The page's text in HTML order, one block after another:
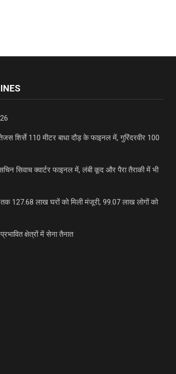
शिर्से 110 मीटर बाधा दौड़ के फाइनल में, गुरिंदरवीर 100
सिवाच क्वार्टर फाइनल में, लंबी कूद और पैरा तैराकी में भी
127.68 लाख घरों को मिली मंजूरी, 99.07 लाख लोगों को
क्षेत्रों में सेना तैनात